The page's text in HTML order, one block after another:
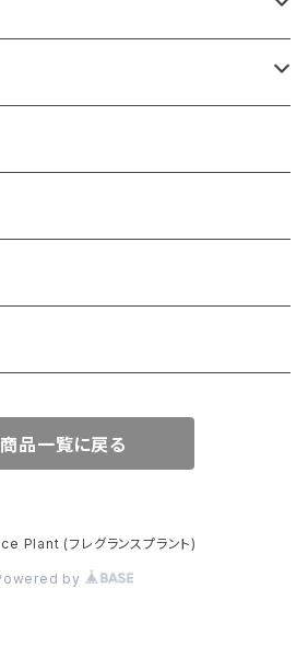
ジュール
ボナイユート
商品一覧に戻る
Plant (フレグランスプラント)
by